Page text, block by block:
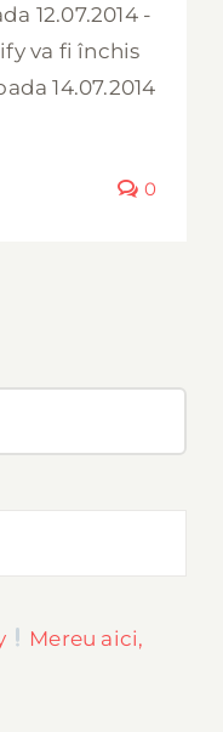
12.07.2014 -
va fi închis
14.07.2014
0
Mereu aici,